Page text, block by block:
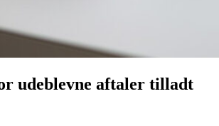
udeblevne aftaler tilladt